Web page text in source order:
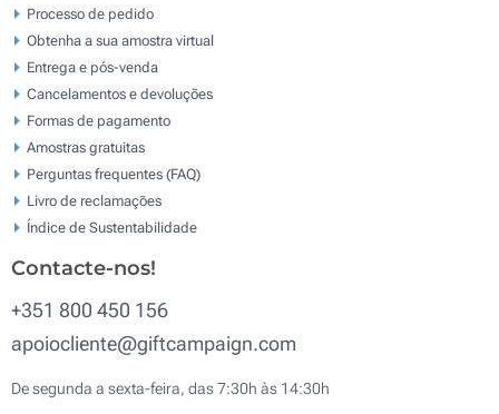
Processo de pedido
Obtenha a sua amostra virtual
Entrega e pós-venda
Cancelamentos e devoluções
Formas de pagamento
Amostras gratuitas
Perguntas frequentes (FAQ)
Livro de reclamaçōes
Índice de Sustentabilidade
Contacte-nos!
+351 800 450 156
apoiocliente@giftcampaign.com
De segunda a sexta-feira, das 7:30h às 14:30h